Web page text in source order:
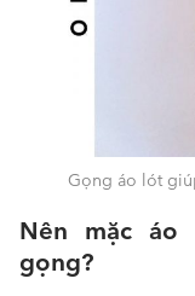
Gọng áo lót
Nên mặc áo
gọng?